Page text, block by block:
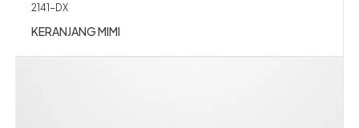
2141-DX
KERANJANG MIMI